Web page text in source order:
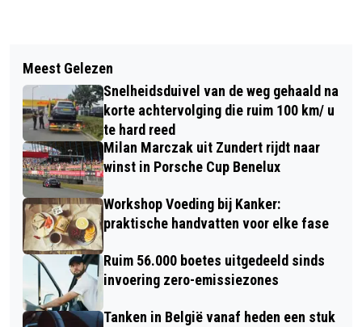
STRAATPRIJS NATIONALE
POSTCODELOTERIJ VALT IN ZUNDERT!
JAARLIJKSE POËZIEWANDELING
Meest Gelezen
Snelheidsduivel van de weg gehaald na
korte achtervolging die ruim 100 km/ u
te hard reed
Milan Marczak uit Zundert rijdt naar
winst in Porsche Cup Benelux
Workshop Voeding bij Kanker:
praktische handvatten voor elke fase
Ruim 56.000 boetes uitgedeeld sinds
invoering zero-emissiezones
Tanken in België vanaf heden een stuk